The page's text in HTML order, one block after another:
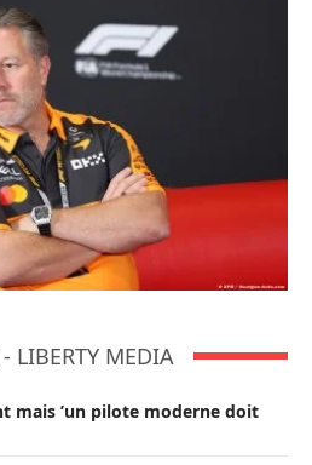
LIBERTY MEDIA
mais ’un pilote moderne doit